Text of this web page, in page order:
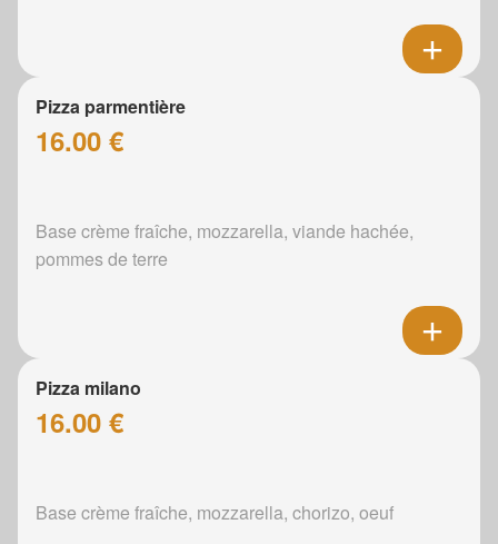
Pizza parmentière
16.00 €
Base crème fraîche, mozzarella, viande hachée,
pommes de terre
Pizza milano
16.00 €
Base crème fraîche, mozzarella, chorizo, oeuf